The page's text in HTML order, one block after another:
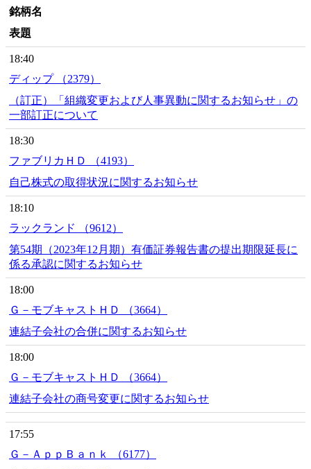
銘柄名
表題
18:40
ディップ （2379）
（訂正）「組織変更および人事異動に関するお知らせ」の
一部訂正について
18:30
ファブリカＨＤ （4193）
自己株式の取得状況に関するお知らせ
18:10
ラックランド （9612）
第54期（2023年12月期）有価証券報告書の提出期限延長に
係る承認に関するお知らせ
18:00
Ｇ－モブキャストＨＤ （3664）
連結子会社の合併に関するお知らせ
18:00
Ｇ－モブキャストＨＤ （3664）
連結子会社の商号変更に関するお知らせ
17:55
Ｇ－ＡｐｐＢａｎｋ （6177）